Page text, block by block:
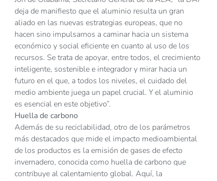
deja de manifiesto que el aluminio resulta un gran
aliado en las nuevas estrategias europeas, que no
hacen sino impulsarnos a caminar hacia un sistema
económico y social eficiente en cuanto al uso de los
recursos. Se trata de apoyar, entre todos, el crecimiento
inteligente, sostenible e integrador y mirar hacia un
futuro en el que, a todos los niveles, el cuidado del
medio ambiente juega un papel crucial. Y el aluminio
es esencial en este objetivo”.
Huella de carbono
Además de su reciclabilidad, otro de los parámetros
más destacados que mide el impacto medioambiental
de los productos es la emisión de gases de efecto
invernadero, conocida como huella de carbono que
contribuye al calentamiento global. Aquí, la